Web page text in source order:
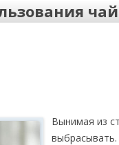
Вынимая из